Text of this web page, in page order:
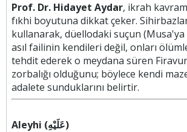
Prof. Dr. Hidayet Aydar, ikrah
fıkhi boyutuna dikkat çeker.
kullanarak, düellodaki suçun (Musa'ya
asıl failinin kendileri değil, onları
tehdit ederek o meydana süren
zorbalığı olduğunu; böylece kendi
adalete sunduklarını belirtir.
Aleyhi (عَلَيْهِ)